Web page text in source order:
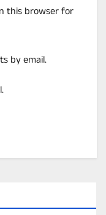
this browser for
by email.